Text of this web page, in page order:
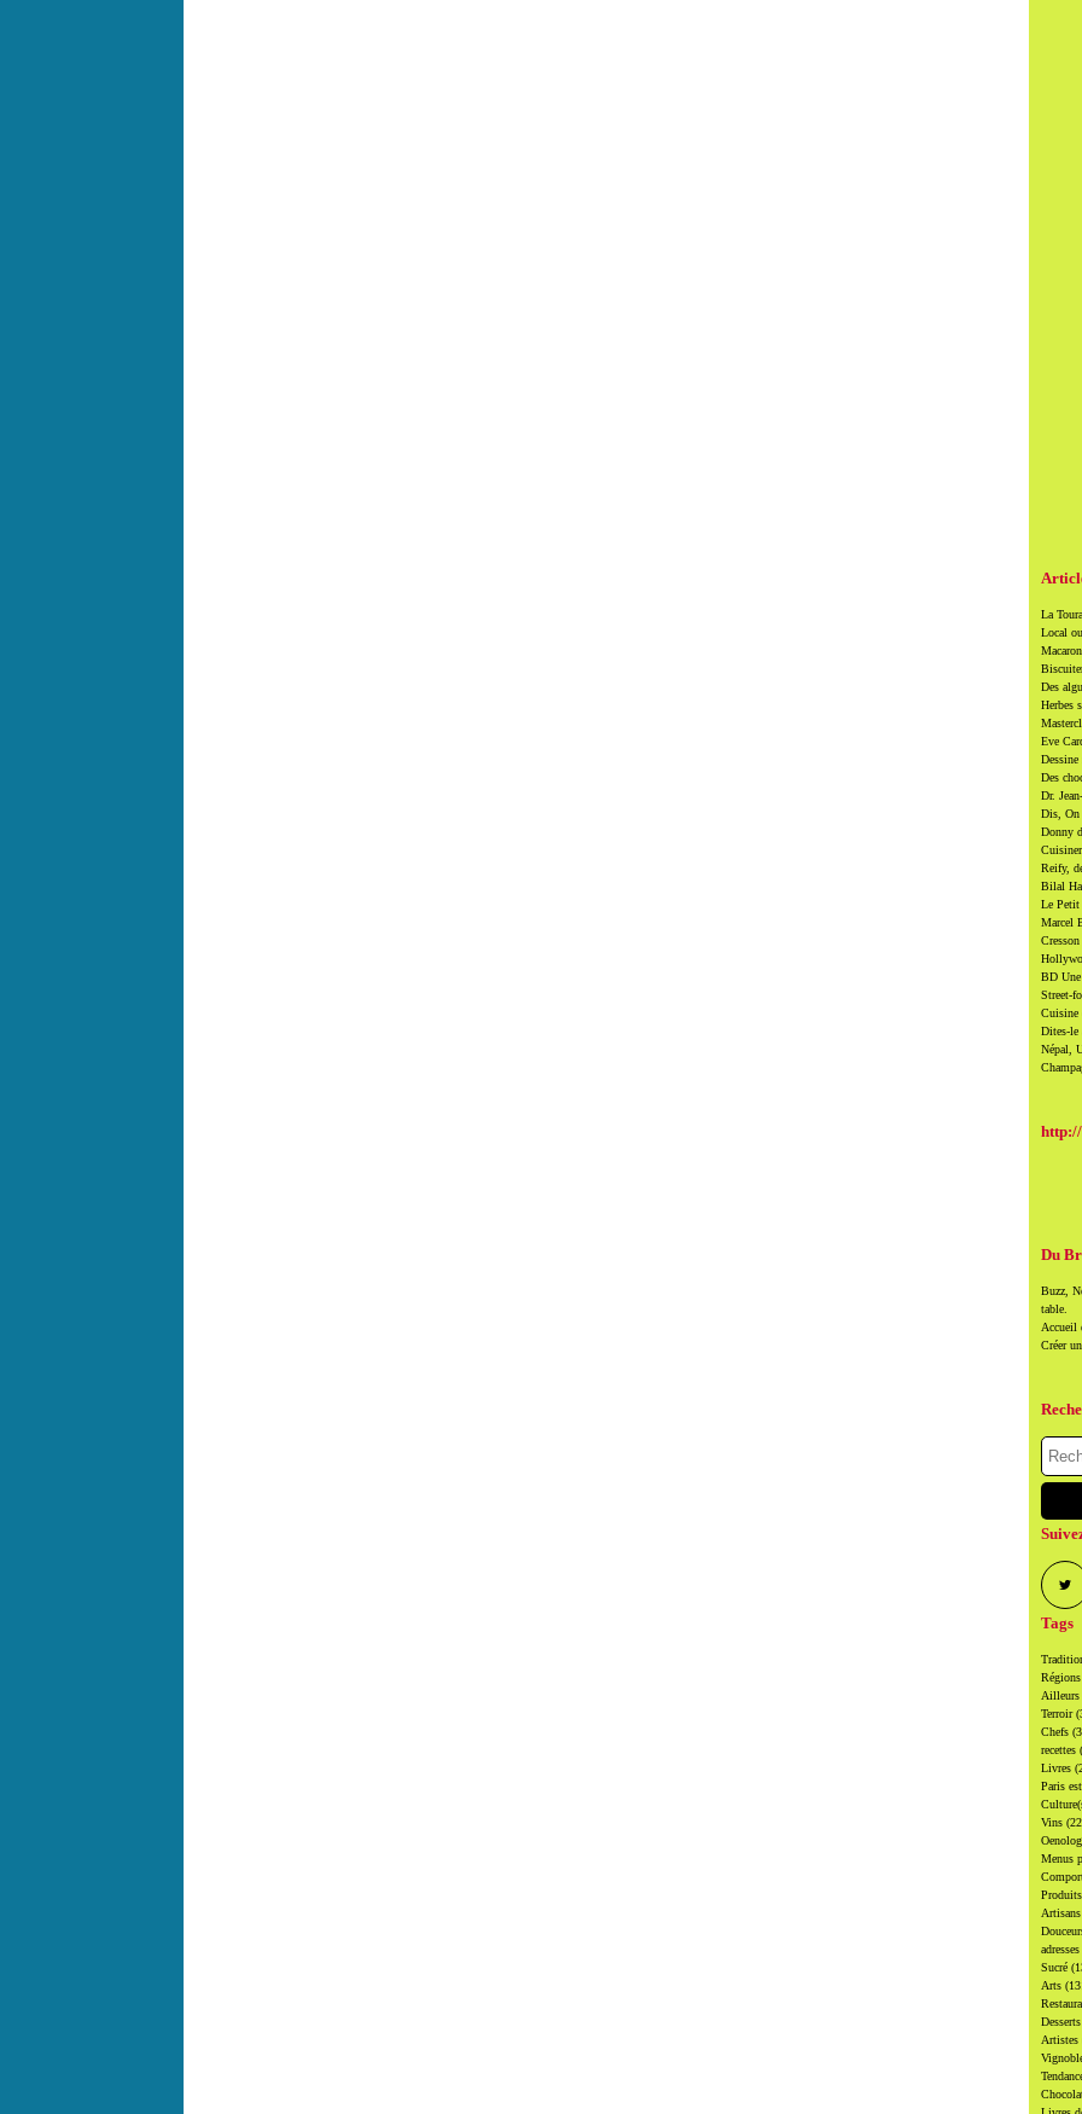
La
Local
Des
Herbes
Eve
Des
Dr.
Dis, On
Donny
Reify,
Bilal
Le Petit
Marcel
BD Une
Street-
Cuisine
Dites-le
Népal,
Du
Buzz,
table.
Accueil
Créer
Tags
Régions
Ailleurs
Terroir
Chefs
recettes
Livres
Paris
Vins
Menus
Produits
Artisans
adresses
Sucré
Arts
Desserts
Artistes